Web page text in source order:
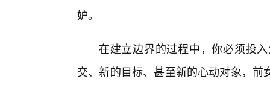
妒。
在建立边界的过程中，你必须投
交、新的目标、甚至新的心动对象，